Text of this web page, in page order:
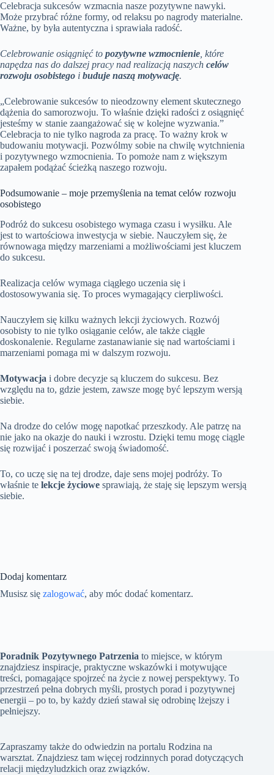
Celebracja sukcesów wzmacnia nasze pozytywne nawyki.
Może przybrać różne formy, od relaksu po nagrody materialne.
Ważne, by była autentyczna i sprawiała radość.
Celebrowanie osiągnięć to pozytywne wzmocnienie , które
napędza nas do dalszej pracy nad realizacją naszych celów
rozwoju osobistego i buduje naszą motywację.
„Celebrowanie sukcesów to nieodzowny element skutecznego
dążenia do samorozwoju. To właśnie dzięki radości z osiągnięć
jesteśmy w stanie zaangażować się w kolejne wyzwania.”
Celebracja to nie tylko nagroda za pracę. To ważny krok w
budowaniu motywacji. Pozwólmy sobie na chwilę wytchnienia
i pozytywnego wzmocnienia. To pomoże nam z większym
zapałem podążać ścieżką naszego rozwoju.
Podsumowanie – moje przemyślenia na temat celów rozwoju
osobistego
Podróż do sukcesu osobistego wymaga czasu i wysiłku. Ale
jest to wartościowa inwestycja w siebie. Nauczyłem się, że
równowaga między marzeniami a możliwościami jest kluczem
do sukcesu.
Realizacja celów wymaga ciągłego uczenia się i
dostosowywania się. To proces wymagający cierpliwości.
Nauczyłem się kilku ważnych lekcji życiowych. Rozwój
osobisty to nie tylko osiąganie celów, ale także ciągłe
doskonalenie. Regularne zastanawianie się nad wartościami i
marzeniami pomaga mi w dalszym rozwoju.
Motywacja i dobre decyzje są kluczem do sukcesu. Bez
względu na to, gdzie jestem, zawsze mogę być lepszym wersją
siebie.
Na drodze do celów mogę napotkać przeszkody. Ale patrzę na
nie jako na okazje do nauki i wzrostu. Dzięki temu mogę ciągle
się rozwijać i poszerzać swoją świadomość.
To, co uczę się na tej drodze, daje sens mojej podróży. To
właśnie te lekcje życiowe sprawiają, że staję się lepszym wersją
siebie.
Dodaj komentarz
Musisz się zalogować, aby móc dodać komentarz.
Poradnik Pozytywnego Patrzenia to miejsce, w którym
znajdziesz inspiracje, praktyczne wskazówki i motywujące
treści, pomagające spojrzeć na życie z nowej perspektywy. To
przestrzeń pełna dobrych myśli, prostych porad i pozytywnej
energii – po to, by każdy dzień stawał się odrobinę lżejszy i
pełniejszy.
Zapraszamy także do odwiedzin na portalu Rodzina na
warsztat. Znajdziesz tam więcej rodzinnych porad dotyczących
relacji międzyludzkich oraz związków.